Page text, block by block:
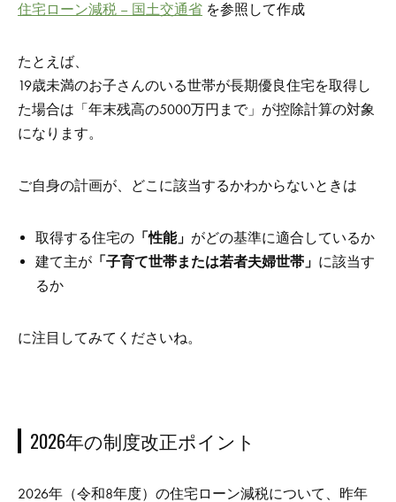
住宅ローン減税 – 国土交通省 を参照して作成
たとえば、
19歳未満のお子さんのいる世帯が長期優良住宅を取得し
た場合は「年末残高の5000万円まで」が控除計算の対象
になります。
ご自身の計画が、どこに該当するかわからないときは
取得する住宅の 「性能」 がどの基準に適合しているか
建て主が 「子育て世帯または若者夫婦世帯」 に該当す
るか
に注目してみてくださいね。
2026年の制度改正ポイント
2026年（令和8年度）の住宅ローン減税について、昨年